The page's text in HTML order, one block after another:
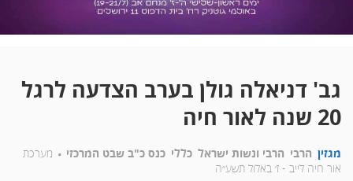
גב' דניאלה גולן בערב הצדעה לרגל
20 שנה לאור חיה
מגזין הרבי הרבי ונשות ישראל כללי כנס כ"ב שבט המרכזי
מערכת
אור חיה לייב - ז׳ באלול תשע״ה